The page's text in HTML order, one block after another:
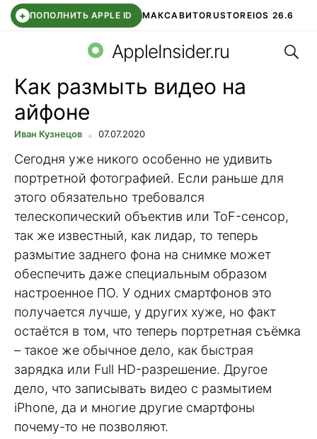
+ ПОПОЛНИТЬ APPLE ID МАКСАВИТОRUSTOREIOS 26.6
СБЕР КИДС ВТБ ОНЛАЙН ЧАТ В ROBLOX
AppleInsider.ru
Как размыть видео на
айфоне
Иван Кузнецов 07.07.2020
Сегодня уже никого особенно не удивить
портретной фотографией. Если раньше для
этого обязательно требовался
телескопический объектив или ToF-сенсор,
так же известный, как лидар, то теперь
размытие заднего фона на снимке может
обеспечить даже специальным образом
настроенное ПО. У одних смартфонов это
получается лучше, у других хуже, но факт
остаётся в том, что теперь портретная съёмка
– такое же обычное дело, как быстрая
зарядка или Full HD-разрешение. Другое
дело, что записывать видео с размытием
iPhone, да и многие другие смартфоны
почему-то не позволяют.